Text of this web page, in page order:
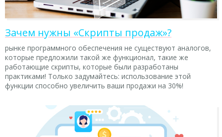
Зачем нужны «Скрипты продаж»?
рынке программного обеспечения не существуют аналогов,
которые предложили такой же функционал, такие же
работающие скрипты, которые были разработаны
практиками! Только задумайтесь: использование этой
функции способно увеличить ваши продажи на 30%!